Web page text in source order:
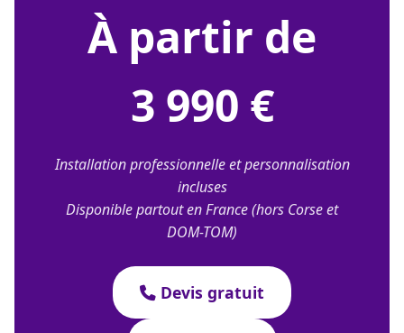
À partir de
3 990 €
Installation professionnelle et personnalisation
incluses
Disponible partout en France (hors Corse et
DOM-TOM)
Devis gratuit